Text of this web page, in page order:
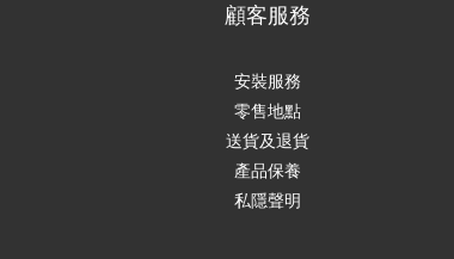
顧客服務
安裝服務
零售地點
送貨及退貨
產品保養
私隱聲明